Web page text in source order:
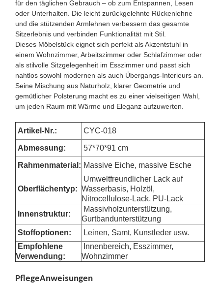
für den täglichen Gebrauch – ob zum Entspannen, Lesen
oder Unterhalten. Die leicht zurückgelehnte Rückenlehne
und die stützenden Armlehnen verbessern das gesamte
Sitzerlebnis und verbinden Funktionalität mit Stil.
Dieses Möbelstück eignet sich perfekt als Akzentstuhl in
einem Wohnzimmer, Arbeitszimmer oder Schlafzimmer oder
als stilvolle Sitzgelegenheit im Esszimmer und passt sich
nahtlos sowohl modernen als auch Übergangs-Interieurs an.
Seine Mischung aus Naturholz, klarer Geometrie und
gemütlicher Polsterung macht es zu einer vielseitigen Wahl,
um jeden Raum mit Wärme und Eleganz aufzuwerten.
Artikel-Nr.: CYC-018
Abmessung: 57*70*91 cm
Rahmenmaterial: Massive Eiche, massive Esche
Oberflächentyp:
Umweltfreundlicher Lack auf
Wasserbasis, Holzöl,
Nitrocellulose-Lack, PU-Lack
Innenstruktur:
Massivholzunterstützung,
Gurtbandunterstützung
Stoffoptionen:
Leinen, Samt, Kunstleder usw.
Empfohlene
Verwendung:
Innenbereich, Esszimmer,
Wohnzimmer
PflegeAnweisungen